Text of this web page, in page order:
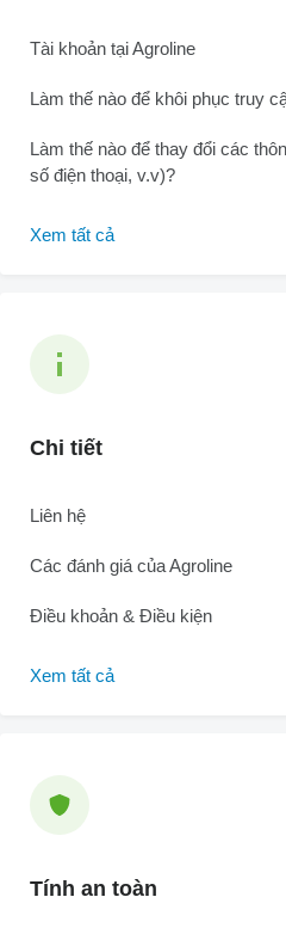
Tài khoản tại Agroline
Làm thế nào để khôi phục truy
Làm thế nào để thay đổi các
số điện thoại, v.v)?
Xem tất cả
Chi tiết
Liên hệ
Các đánh giá của Agroline
Điều khoản & Điều kiện
Xem tất cả
Tính an toàn